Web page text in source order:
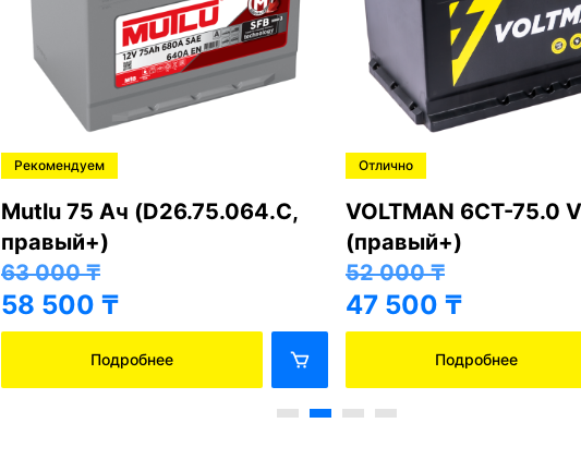
Рекомендуем
Mutlu 75 Ач (D26.75.064.C,
правый+)
63 000₸
58 500 ₸
Подробнее
Отлично
VOLTMAN 6CT-75.0
(правый+)
52 000₸
47 500 ₸
Подробнее